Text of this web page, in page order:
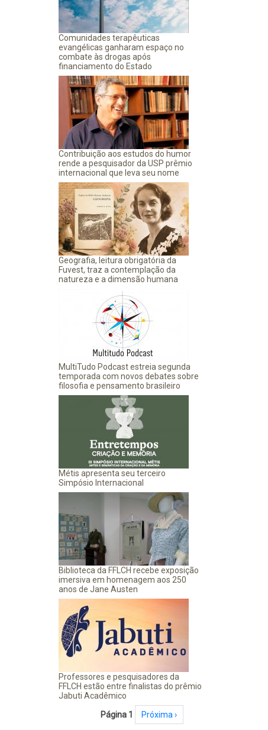
Comunidades terapêuticas
evangélicas ganharam espaço no
combate às drogas após
financiamento do Estado
Contribuição aos estudos do humor
rende a pesquisador da USP prêmio
internacional que leva seu nome
Geografia, leitura obrigatória da
Fuvest, traz a contemplação da
natureza e a dimensão humana
MultiTudo Podcast estreia segunda
temporada com novos debates sobre
filosofia e pensamento brasileiro
Métis apresenta seu terceiro
Simpósio Internacional
Biblioteca da FFLCH recebe exposição
imersiva em homenagem aos 250
anos de Jane Austen
Professores e pesquisadores da
FFLCH estão entre finalistas do prêmio
Jabuti Acadêmico
PaginaçãoPágina 1 Próxima página
Próxima ›